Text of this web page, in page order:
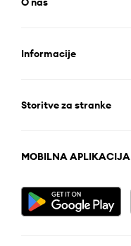
Informacije
Storitve za stranke
MOBILNA APLIKACIJA